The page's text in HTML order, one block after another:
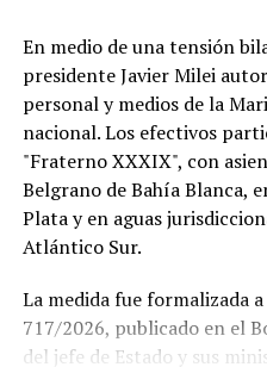
En medio de una tensión
presidente Javier Milei
personal y medios de la
nacional. Los efectivos
"Fraterno XXXIX", con
Belgrano de Bahía Blanca,
Plata y en aguas
Atlántico Sur.
La medida fue formalizada
717/2026, publicado en el
del jefe de Estado y sus